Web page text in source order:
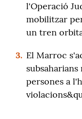
l'Operació
mobilitzar
un tren
3. El Marroc
persones a